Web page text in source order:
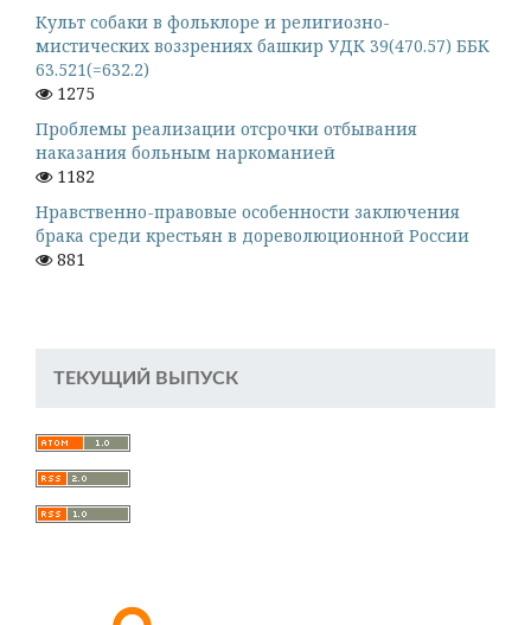
Культ собаки в фольклоре и религиозно-
мистических воззрениях башкир УДК 39(470.57) ББК
63.521(=632.2)
1275
Проблемы реализации отсрочки отбывания
наказания больным наркоманией
1182
Нравственно-правовые особенности заключения
брака среди крестьян в дореволюционной России
881
ТЕКУЩИЙ ВЫПУСК